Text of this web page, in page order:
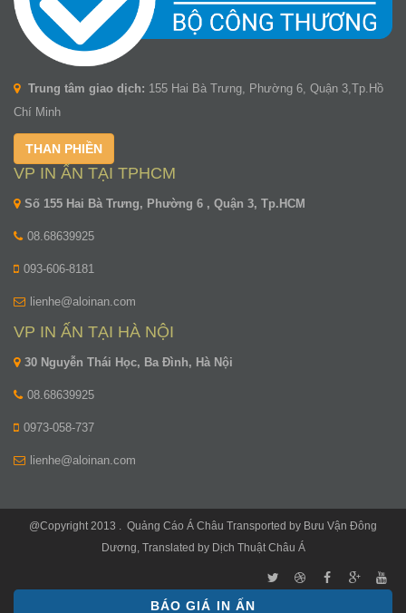
Trung tâm giao dịch: 155 Hai Bà Trưng, Phường 6, Quận 3,Tp.Hồ
Chí Minh
THAN PHIỀN
VP IN ẤN TẠI TPHCM
Số 155 Hai Bà Trưng, Phường 6 , Quận 3, Tp.HCM
08.68639925
093-606-8181
lienhe@aloinan.com
VP IN ẤN TẠI HÀ NỘI
30 Nguyễn Thái Học, Ba Đình, Hà Nội
08.68639925
0973-058-737
lienhe@aloinan.com
@Copyright 2013 . Quảng Cáo Á Châu Transported by Bưu Vận Đông
Dương, Translated by Dịch Thuật Châu Á
BÁO GIÁ IN ẤN